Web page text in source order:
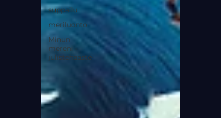
suppailu
meriluonto
Minun
mereni -
julistehaaste